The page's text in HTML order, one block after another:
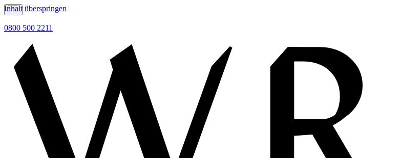
Inhalt überspringen
0800 500 2211